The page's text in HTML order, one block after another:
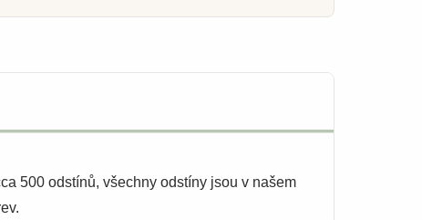
500 odstínů, všechny odstíny jsou v našem